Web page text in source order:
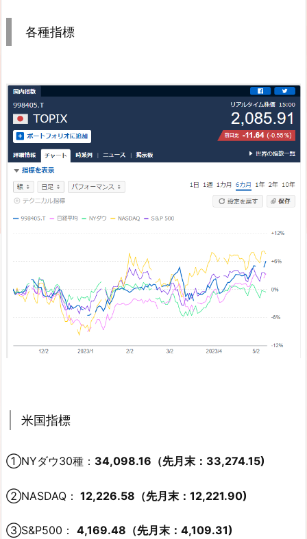
各種指標
米国指標
①NYダウ30種： 34,098.16（先月末：33,274.15)
②NASDAQ： 12,226.58（先月末：12,221.90)
③S&P500： 4,169.48（先月末：4,109.31)